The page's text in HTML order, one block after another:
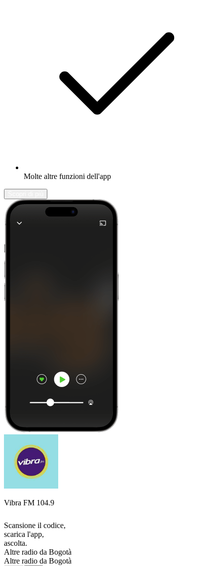
Molte altre funzioni dell'app
Vibra FM 104.9
Scansione il codice,
scarica l'app,
ascolta.
Altre radio da Bogotà
Altre radio da Bogotà